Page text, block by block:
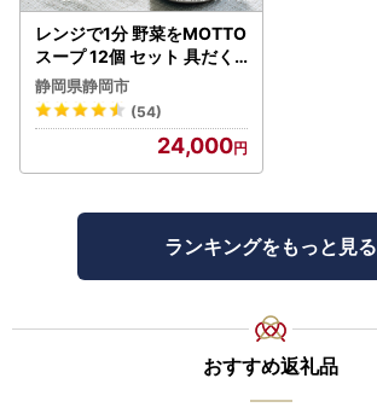
レンジで1分 野菜をMOTTO
スープ 12個 セット 具だく
さんスープ 朝食 惣菜 国産
野菜 常温保存
静岡県静岡市
(54)
24,000
ランキングをもっと見る
おすすめ返礼品